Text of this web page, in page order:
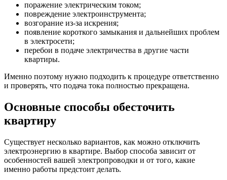
поражение электрическим током;
повреждение электроинструмента;
возгорание из-за искрения;
появление короткого замыкания и дальнейших проблем
в электросети;
перебои в подаче электричества в другие части
квартиры.
Именно поэтому нужно подходить к процедуре ответственно
и проверять, что подача тока полностью прекращена.
Основные способы обесточить
квартиру
Существует несколько вариантов, как можно отключить
электроэнергию в квартире. Выбор способа зависит от
особенностей вашей электропроводки и от того, какие
именно работы предстоит делать.